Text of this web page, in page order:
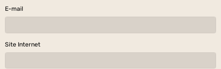
E-mail
Site Internet